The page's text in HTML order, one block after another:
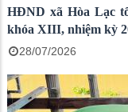
HĐND xã Hòa Lạc
khóa XIII, nhiệm kỳ
28/07/2026